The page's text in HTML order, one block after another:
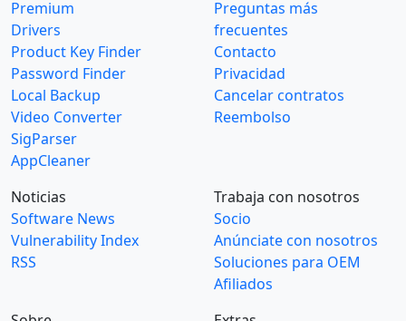
Premium
Drivers
Product Key Finder
Password Finder
Local Backup
Video Converter
SigParser
AppCleaner
Preguntas más
frecuentes
Contacto
Privacidad
Cancelar contratos
Reembolso
Noticias
Software News
Vulnerability Index
RSS
Trabaja con nosotros
Socio
Anúnciate con nosotros
Soluciones para OEM
Afiliados